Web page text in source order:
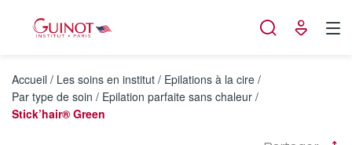
Accueil / Les soins en institut / Epilations à la cire /
Par type de soin / Epilation parfaite sans chaleur /
Stick’hair® Green